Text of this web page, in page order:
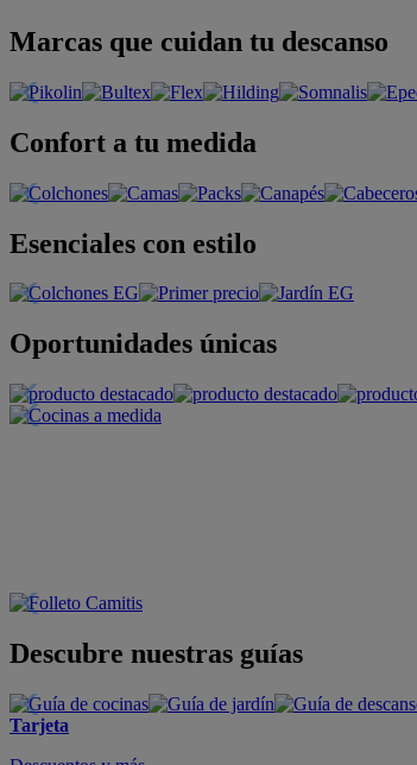
Marcas que cuidan tu descanso
Confort a tu medida
Esenciales con estilo
Oportunidades únicas
Descubre nuestras guías
Tarjeta